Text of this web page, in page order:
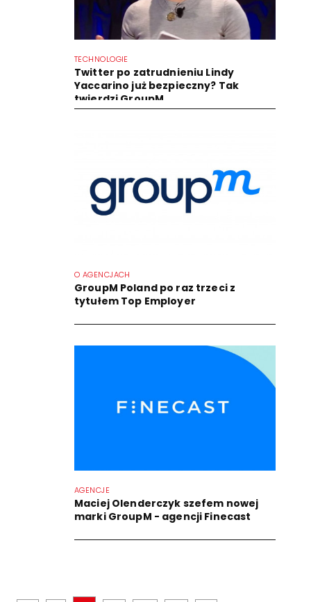
TECHNOLOGIE
Twitter po zatrudnieniu Lindy
Yaccarino już bezpieczny? Tak
twierdzi GroupM
O AGENCJACH
GroupM Poland po raz trzeci z
tytułem Top Employer
AGENCJE
Maciej Olenderczyk szefem nowej
marki GroupM - agencji Finecast